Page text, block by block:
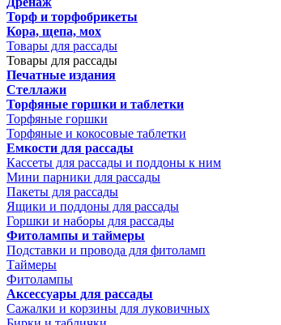
Торф и торфобрикеты
Кора, щепа, мох
Товары для рассады
Товары для рассады
Печатные издания
Стеллажи
Торфяные горшки и таблетки
Торфяные горшки
Торфяные и кокосовые таблетки
Емкости для рассады
Кассеты для рассады и поддоны к ним
Мини парники для рассады
Пакеты для рассады
Ящики и поддоны для рассады
Горшки и наборы для рассады
Фитолампы и таймеры
Подставки и провода для фитоламп
Таймеры
Фитолампы
Аксессуары для рассады
Сажалки и корзины для луковичных